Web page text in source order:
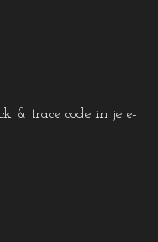
& trace code in je e-